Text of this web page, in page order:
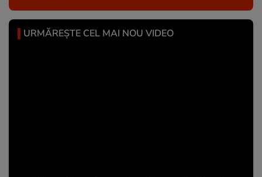
URMĂREȘTE CEL MAI NOU VIDEO